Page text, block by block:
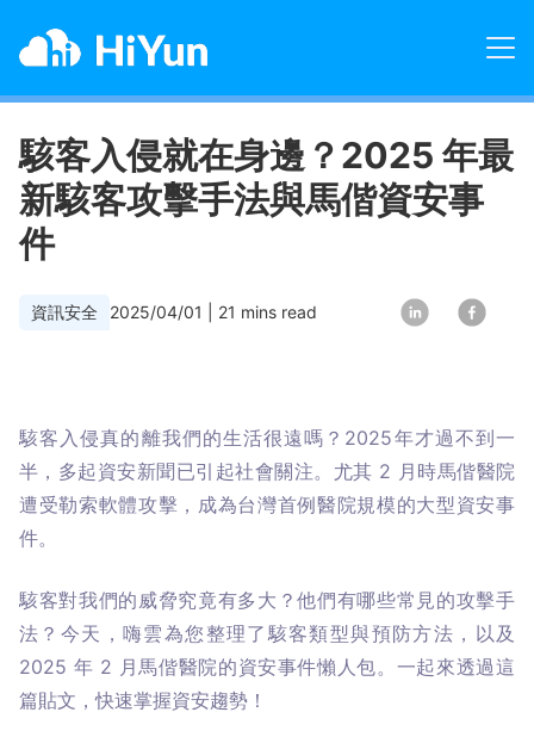
駭客入侵就在身邊？2025 年最
新駭客攻擊手法與馬偕資安事
件
資訊安全 2025/04/01 21 mins read
駭客入侵真的離我們的生活很遠嗎？2025年才過不到一
半，多起資安新聞已引起社會關注。尤其 2 月時馬偕醫院
遭受勒索軟體攻擊，成為台灣首例醫院規模的大型資安事
件。
駭客對我們的威脅究竟有多大？他們有哪些常見的攻擊手
法？今天，嗨雲為您整理了駭客類型與預防方法，以及
2025 年 2 月馬偕醫院的資安事件懶人包。一起來透過這
篇貼文，快速掌握資安趨勢！